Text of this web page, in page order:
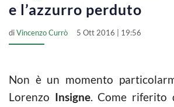
e l’azzurro perduto
diVincenzo Currò 5 Ott 2016 | 19:56
Non è un momento
Lorenzo Insigne. Come riferito